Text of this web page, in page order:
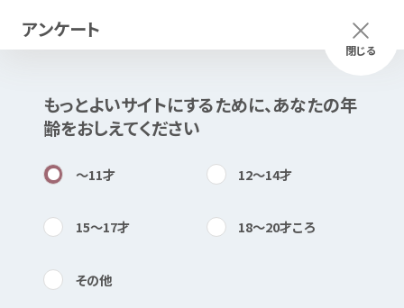
内検索
ふりがな つかいかた メニュー
閉じる
アンケート
もっとよいサイトにするために、あなたの年
齢をおしえてください
〜11才 12〜14才
15〜17才 18〜20才ころ
その他
このページは公開情報をもとに
Mexで作成